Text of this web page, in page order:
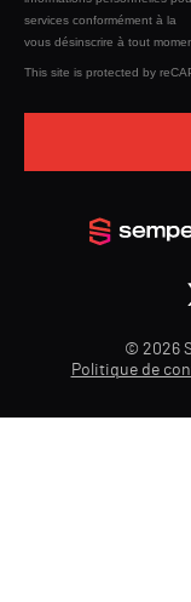
services conformément à la
vous désinscrire à tout
This site is protected by
© 2026
Politique de